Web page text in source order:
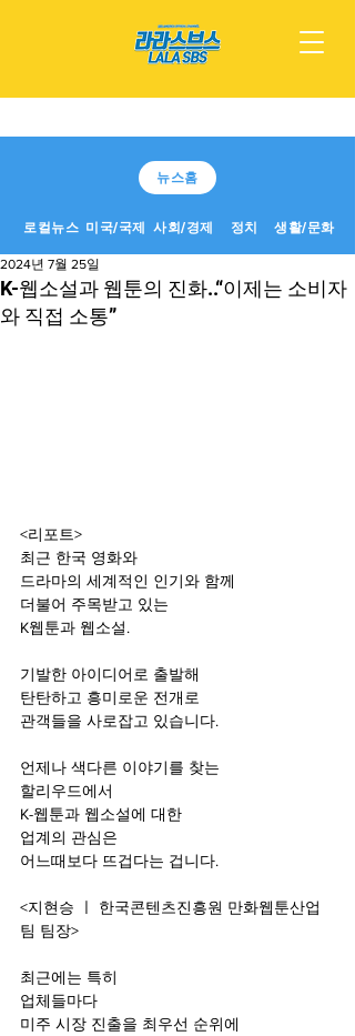
뉴스홈
로컬뉴스 미국/국제 사회/경제 정치 생활/문화
K-웹소설과 웹툰의 진화..“이제는 소비자
와 직접 소통”
2024년 7월 25일
<리포트>
최근 한국 영화와
드라마의 세계적인 인기와 함께
더불어 주목받고 있는
K웹툰과 웹소설.
기발한 아이디어로 출발해
탄탄하고 흥미로운 전개로
관객들을 사로잡고 있습니다.
언제나 색다른 이야기를 찾는
할리우드에서
K-웹툰과 웹소설에 대한
업계의 관심은
어느때보다 뜨겁다는 겁니다.
<지현승 ㅣ 한국콘텐츠진흥원 만화웹툰산업
팀 팀장>
최근에는 특히
업체들마다
미주 시장 진출을 최우선 순위에